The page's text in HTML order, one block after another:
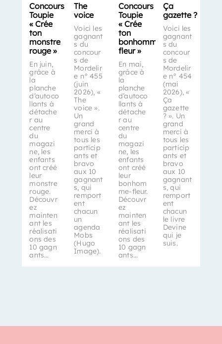
Concours
Toupie
« Crée
ton
monstre
rouge »
En juin,
grâce à
la
planche
d’autoco
llants à
détache
r au
centre
du
magazi
ne, les
enfants
ont créé
leur
monstre
rouge.
Découvr
ez
mainten
ant les
réalisati
ons des
10 gagn
ants…
The
voice
Voici les
gagnant
s du
concour
s de
Mordelir
e n° 455
(juin
2026), «
The
voice ».
Un
grand
merci à
tous les
particip
ants et
bravo
aux 10
gagnant
s, qui
remport
ent
chacun
un
agenda
Mobs
(Hugo
Image).
Concours
Toupie
« Crée
ton
bonhomme-
fleur »
En mai,
grâce à
la
planche
d’autoco
llants à
détache
r au
centre
du
magazi
ne, les
enfants
ont créé
leur
bonhom
me-fleur.
Découvr
ez
mainten
ant les
réalisati
ons des
10 gagn
ants…
Ça
gazette ?
Voici les
gagnant
s du
concour
s de
Mordelir
e n° 454
(mai
2026), «
Ça
gazette
? ». Un
grand
merci à
tous les
particip
ants et
bravo
aux 10
gagnant
s, qui
remport
ent
chacun
le livre
Devine
qui je
suis.